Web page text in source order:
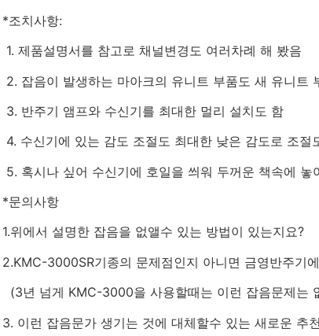
*조치사항:
1. 제품설명서를 참고로 채널변경도 여러차례 해 봤음
2. 잡음이 발생하는 마아크의 유니트 부품도 새 유니트
3. 반주기 앰프와 수신기를 최대한 멀리 설치도 함
4. 수신기에 있는 감도 조절도 최대한 낮은 감도로 조절
5. 혹시나 싶어 수신기에 호일을 씌워 두꺼운 책속에
*문의사항
1.위에서 설명한 잡음을 없앨수 있는 방법이 있는지요?
2.KMC-3000SR기종의 문제점인지 아니면 금영반주기
(3년 넘게 KMC-3000을 사용할때는 이런 잡음문제는
3. 이런 잡음문가 생기는 것에 대체할수 있는 새로운 추